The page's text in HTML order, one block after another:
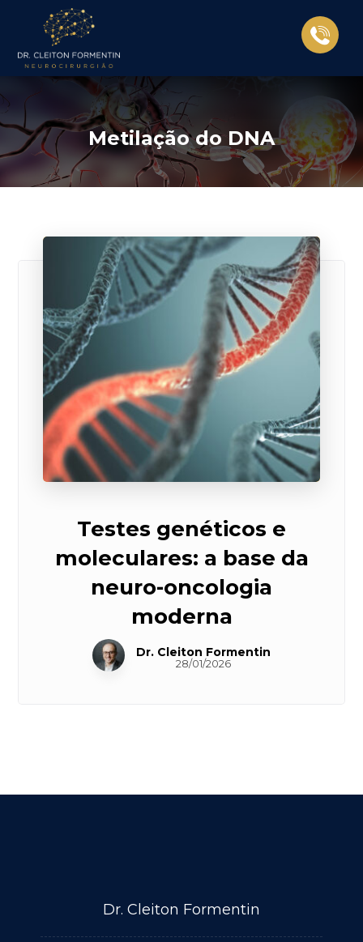
Metilação do DNA
Testes genéticos e
moleculares: a base da
neuro-oncologia
moderna
Dr. Cleiton Formentin
28/01/2026
Dr. Cleiton Formentin